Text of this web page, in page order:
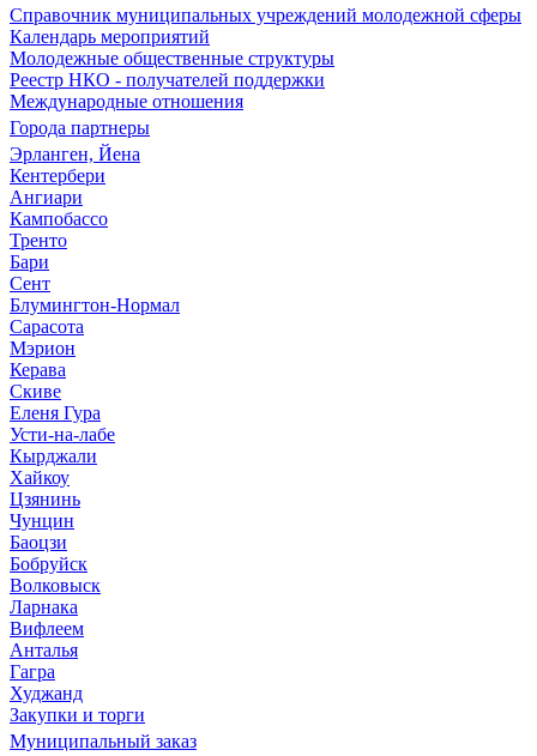
Справочник муниципальных учреждений молодежной сферы
Календарь мероприятий
Молодежные общественные структуры
Реестр НКО - получателей поддержки
Международные отношения
Города партнеры
Эрланген, Йена
Кентербери
Ангиари
Кампобассо
Тренто
Бари
Сент
Блумингтон-Нормал
Сарасота
Мэрион
Керава
Скиве
Еленя Гура
Усти-на-лабе
Кырджали
Хайкоу
Цзянинь
Чунцин
Баоцзи
Бобруйск
Волковыск
Ларнака
Вифлеем
Анталья
Гагра
Худжанд
Закупки и торги
Муниципальный заказ